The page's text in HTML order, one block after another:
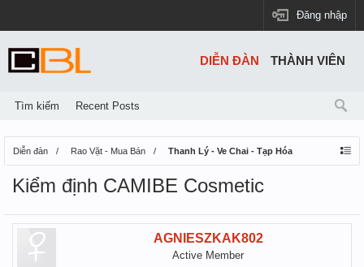
Đăng nhập
Diễn đàn Rao Vặt - Mua Bán Thanh Lý - Ve Chai - Tạp Hóa
Kiểm định CAMIBE Cosmetic
AGNIESZKAK802
Active Member
DIỄN ĐÀN
Tìm kiếm Recent Posts
THÀNH VIÊN